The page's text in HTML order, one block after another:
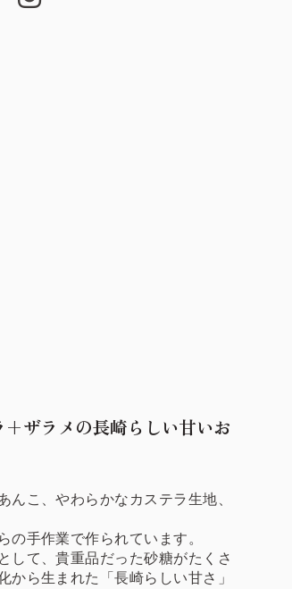
ザラメの長崎らしい甘いお
んこ、やわらかなカステラ生地、
の手作業で作られています。
して、貴重品だった砂糖がたくさ
から生まれた「長崎らしい甘さ」